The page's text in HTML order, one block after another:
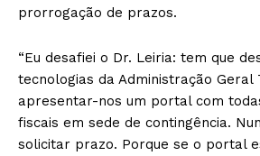
prorrogação de prazos.
“Eu desafiei o Dr. Leiria: tem que
tecnologias da Administração Geral
apresentar-nos um portal com
fiscais em sede de contingência.
solicitar prazo. Porque se o portal